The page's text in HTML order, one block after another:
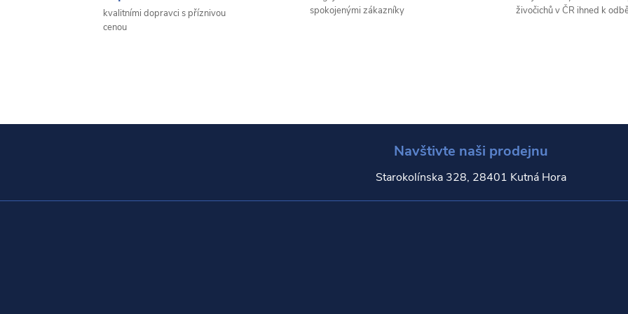
kvalitními dopravci s příznivou
cenou
spokojenými zákazníky
živočichů v ČR ihned k
Navštivte naši prodejnu
Starokolínska 328, 28401 Kutná Hora